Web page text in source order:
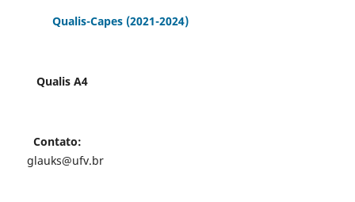
Qualis-Capes (2021-2024)
Qualis A4
Contato:
glauks@ufv.br